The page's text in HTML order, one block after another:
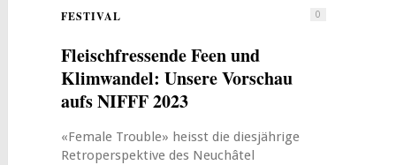
FESTIVAL 0
Fleischfressende Feen und
Klimwandel: Unsere Vorschau
aufs NIFFF 2023
«Female Trouble» heisst die diesjährige
Retroperspektive des Neuchâtel